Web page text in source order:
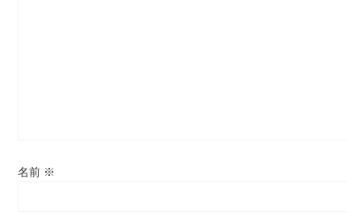
名前 ※